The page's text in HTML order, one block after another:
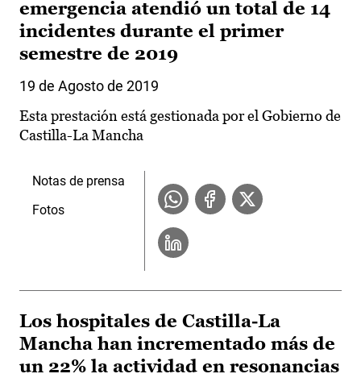
emergencia atendió un total de 14
incidentes durante el primer
semestre de 2019
19 de Agosto de 2019
Esta prestación está gestionada por el Gobierno de
Castilla-La Mancha
Notas de prensa
Fotos
Los hospitales de Castilla-La
Mancha han incrementado más de
un 22% la actividad en resonancias